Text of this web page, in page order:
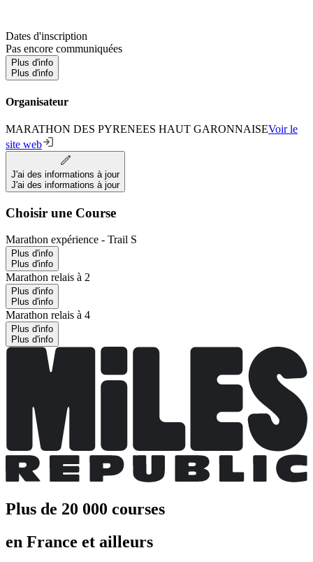
Dates d'inscription
Pas encore communiquées
Plus d'info
Plus d'info
Organisateur
MARATHON DES PYRENEES HAUT GARONNAISEVoir le
site web
J'ai des informations à jour
J'ai des informations à jour
Choisir une Course
Marathon expérience - Trail S
Plus d'info
Plus d'info
Marathon relais à 2
Plus d'info
Plus d'info
Marathon relais à 4
Plus d'info
Plus d'info
Plus de 20 000 courses
en France et ailleurs